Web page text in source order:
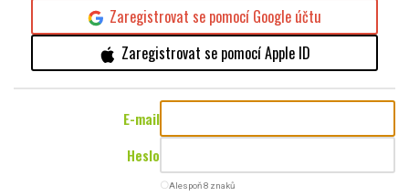
Zaregistrovat se pomocí Google účtu
Zaregistrovat se pomocí Apple ID
E-mail
Heslo
radio_button_uncheckedAlespoň 8 znaků